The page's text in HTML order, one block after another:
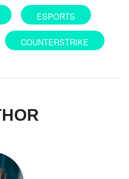
ESPORTS
COUNTERSTRIKE